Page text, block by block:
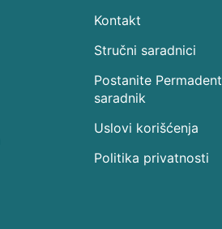
Kontakt
Stručni saradnici
Postanite Permadent
saradnik
Uslovi korišćenja
Politika privatnosti